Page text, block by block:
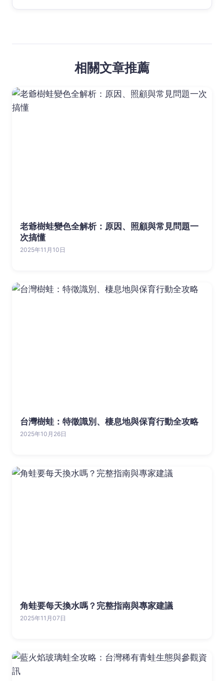
相關文章推薦
老爺樹蛙變色全解析：原因、照顧與常見問題一
次搞懂
2025年11月10日
台灣樹蛙：特徵識別、棲息地與保育行動全攻略
2025年10月26日
角蛙要每天換水嗎？完整指南與專家建議
2025年11月07日